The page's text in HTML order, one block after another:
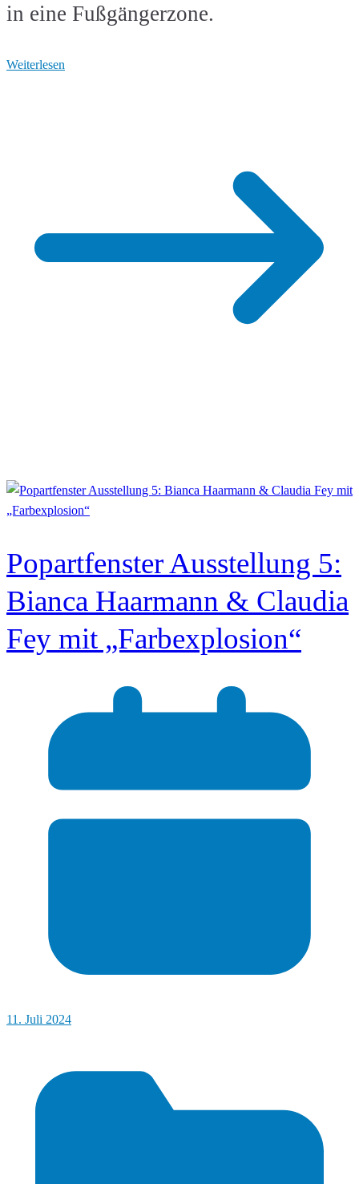
in eine Fußgängerzone.
Weiterlesen
Popartfenster Ausstellung 5:
Bianca Haarmann & Claudia
Fey mit „Farbexplosion“
11. Juli 2024